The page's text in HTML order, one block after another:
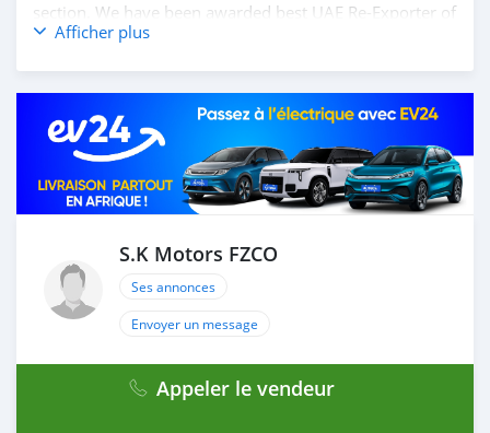
section. We have been awarded best UAE Re-Exporter of
the year 2014. We have a specialized sales team that
relationship with our clients, because SK Motors cares.
A SK MOTORS FORNECE OS SEGUINTES SERVIÇOS: 1.
Recolha gratuita do aeroporto 2. Livre escolher e soltar
instalação para tour showroom. 3. Serviço de reserva de
hotel em um local lucrativo 4. Acordo de visto de Dubai
muito mais que acrescentaria muito valor ao nosso
atendimento ao cliente. Nós fomos premiados com o
melhor re-exportador dos Emirados Árabes Unid
Afficher plus
S.K Motors FZCO
Ses annonces
Envoyer un message
Appeler le vendeur